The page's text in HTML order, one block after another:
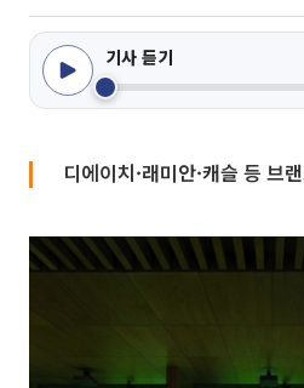
기사 듣기
디에이치·래미안·캐슬 등 브